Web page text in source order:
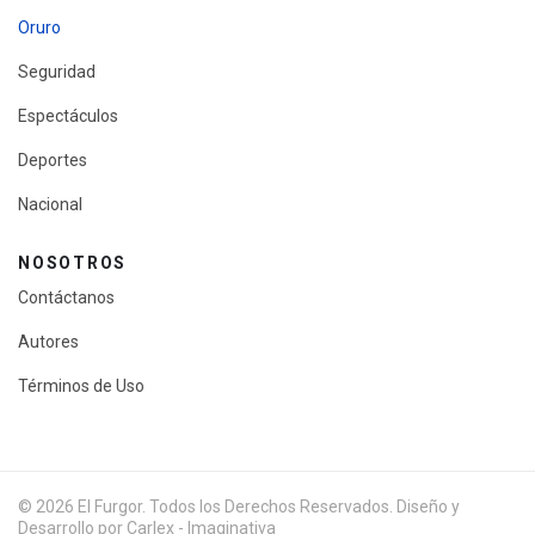
Oruro
Seguridad
Espectáculos
Deportes
Nacional
NOSOTROS
Contáctanos
Autores
Términos de Uso
© 2026 El Furgor. Todos los Derechos Reservados. Diseño y
Desarrollo por Carlex - Imaginativa